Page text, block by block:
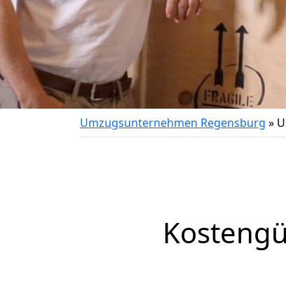
Umzugsunternehmen Regensburg »